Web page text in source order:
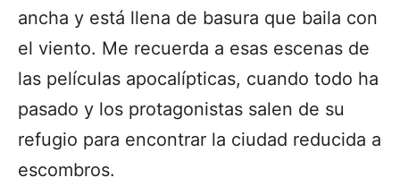
ancha y está llena de basura que baila con
el viento. Me recuerda a esas escenas de
las películas apocalípticas, cuando todo ha
pasado y los protagonistas salen de su
refugio para encontrar la ciudad reducida a
escombros.